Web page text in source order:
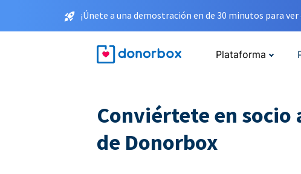
¡Únete a una demostración en de 30 minutos para
Plataforma
Conviértete en
de Donorbox